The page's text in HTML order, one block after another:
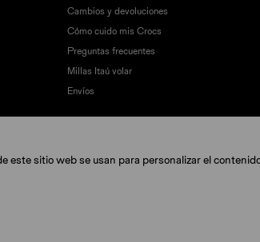
este sitio web se usan para personalizar el
Cambios y devoluciones
Cómo cuido mis Crocs
Preguntas frecuentes
Millas Itaú volar
Envíos